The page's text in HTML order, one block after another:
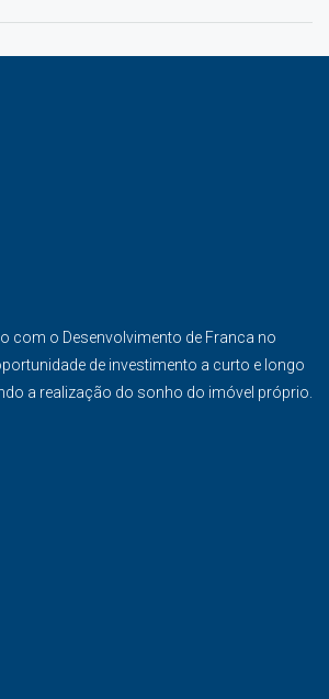
com o Desenvolvimento de Franca no
de investimento a curto e longo
a realização do sonho do imóvel próprio.